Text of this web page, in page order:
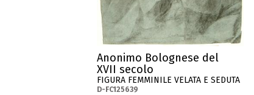
Anonimo Bolognese del
XVII secolo
FIGURA FEMMINILE VELATA E SEDUTA
D-FC125639